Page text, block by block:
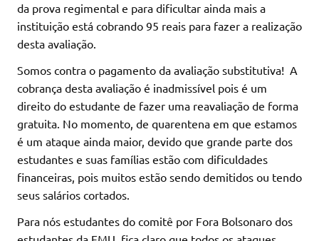
da prova regimental e para dificultar ainda mais a
instituição está cobrando 95 reais para fazer a realização
desta avaliação.
Somos contra o pagamento da avaliação substitutiva! A
cobrança desta avaliação é inadmissível pois é um
direito do estudante de fazer uma reavaliação de forma
gratuita. No momento, de quarentena em que estamos
é um ataque ainda maior, devido que grande parte dos
estudantes e suas famílias estão com dificuldades
financeiras, pois muitos estão sendo demitidos ou tendo
seus salários cortados.
Para nós estudantes do comitê por Fora Bolsonaro dos